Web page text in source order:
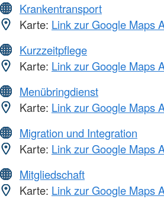
Krankentransport
Karte: Link zur Google Maps
Kurzzeitpflege
Karte: Link zur Google Maps
Menübringdienst
Karte: Link zur Google Maps
Migration und Integration
Karte: Link zur Google Maps
Mitgliedschaft
Karte: Link zur Google Maps